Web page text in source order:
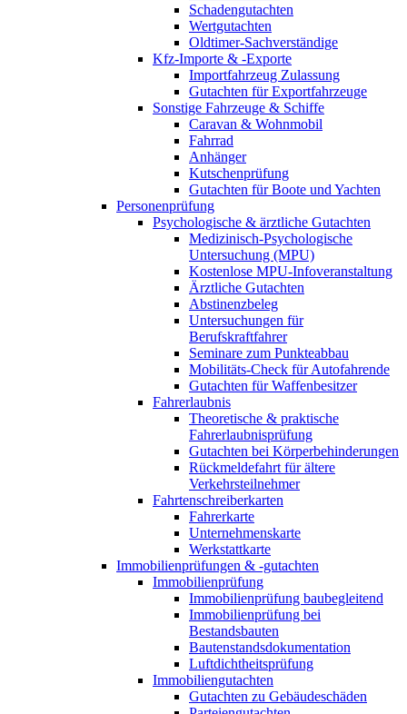
Schadengutachten
Wertgutachten
Oldtimer-Sachverständige
Kfz-Importe & -Exporte
Importfahrzeug Zulassung
Gutachten für Exportfahrzeuge
Sonstige Fahrzeuge & Schiffe
Caravan & Wohnmobil
Fahrrad
Anhänger
Kutschenprüfung
Gutachten für Boote und Yachten
Personenprüfung
Psychologische & ärztliche Gutachten
Medizinisch-Psychologische
Untersuchung (MPU)
Kostenlose MPU-Infoveranstaltung
Ärztliche Gutachten
Abstinenzbeleg
Untersuchungen für
Berufskraftfahrer
Seminare zum Punkteabbau
Mobilitäts-Check für Autofahrende
Gutachten für Waffenbesitzer
Fahrerlaubnis
Theoretische & praktische
Fahrerlaubnisprüfung
Gutachten bei Körperbehinderungen
Rückmeldefahrt für ältere
Verkehrsteilnehmer
Fahrtenschreiberkarten
Fahrerkarte
Unternehmenskarte
Werkstattkarte
Immobilienprüfungen & -gutachten
Immobilienprüfung
Immobilienprüfung baubegleitend
Immobilienprüfung bei
Bestandsbauten
Bautenstandsdokumentation
Luftdichtheitsprüfung
Immobiliengutachten
Gutachten zu Gebäudeschäden